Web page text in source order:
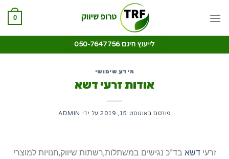
0
לייעוץ חינם 050-7647756
מידע שימושי
אודות זרעי דשא
פורסם באוגוסט 15, 2019 על ידי ADMIN
זרעי דשא בד”כ נגישים במשתלות,רשתות שיווק,חנויות למוצרי